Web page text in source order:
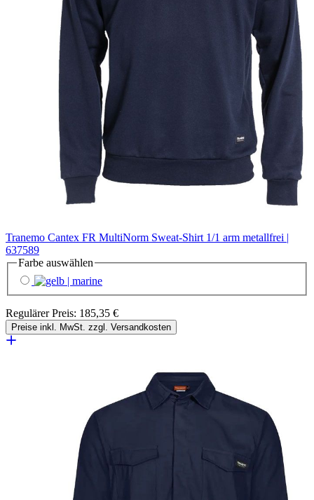
Tranemo Cantex FR MultiNorm Sweat-Shirt 1/1 arm metallfrei |
637589
Farbe auswählen
Regulärer Preis: 185,35 €
Preise inkl. MwSt. zzgl. Versandkosten